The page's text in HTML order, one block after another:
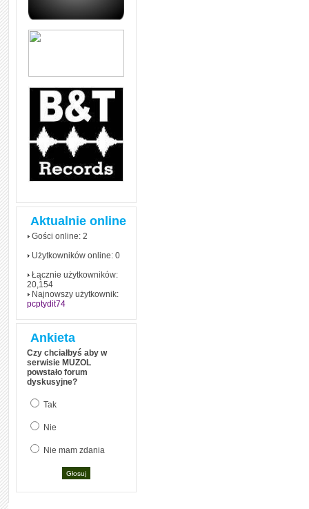
zrozumiale wytłumaczył, na
(reported speech) w języku
angielskim
dłużej!
Aktualnie online
Gości online: 2
Użytkowników online: 0
Łącznie użytkowników:
20,154
Najnowszy użytkownik:
pcptydit74
Ankieta
Czy chciałbyś aby w
serwisie MUZOL
powstało forum
dyskusyjne?
Tak
Nie
Nie mam zdania